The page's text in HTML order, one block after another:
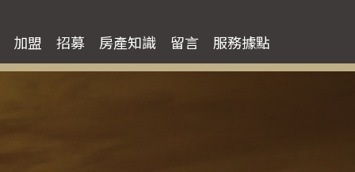
加盟 招募 房產知識 留言 服務據點